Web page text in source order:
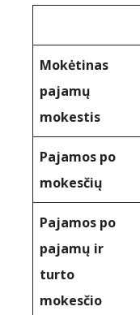
Mokėtinas
pajamų
mokestis
Pajamos po
mokesčių
Pajamos po
pajamų ir
turto
mokesčio